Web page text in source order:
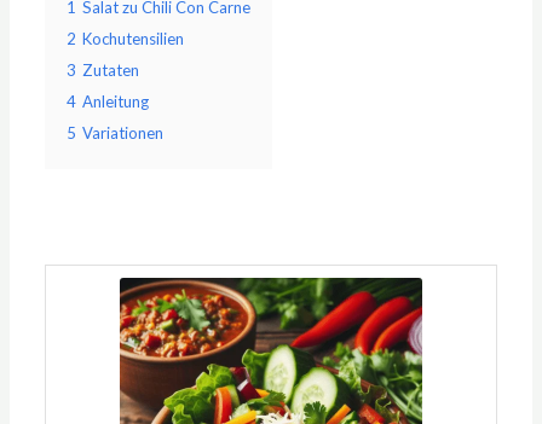
1 Salat zu Chili Con Carne
2 Kochutensilien
3 Zutaten
4 Anleitung
5 Variationen
Minuten Minuten
Minuten